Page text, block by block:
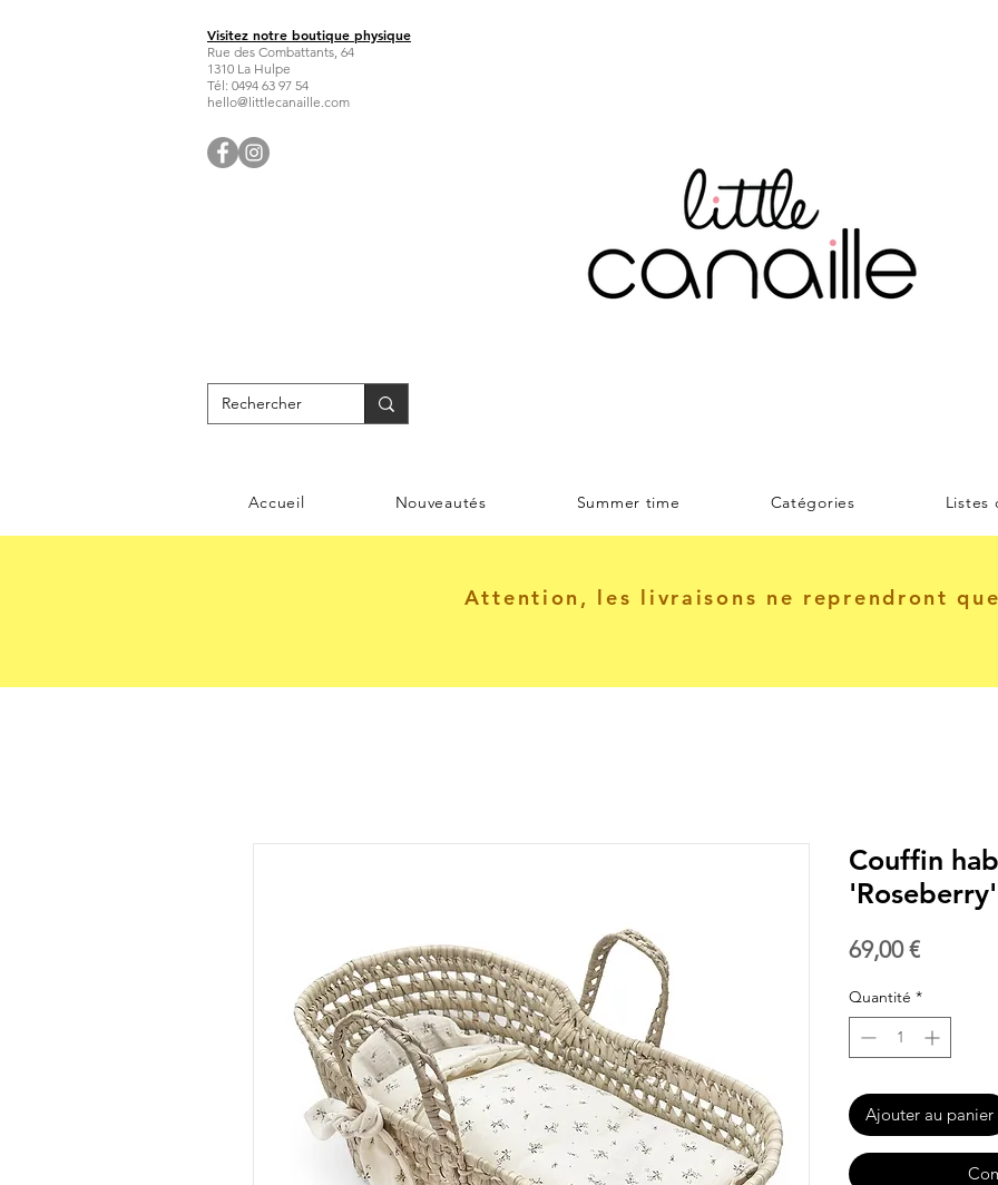
Visitez notre boutique physique
Rue des Combattants, 64
1310 La Hulpe
Tél: 0494 63 97 54
hello@littlecanaille.com
Accueil Nouveautés Summer time Catégories Listes
Attention, les livraisons ne reprendront
Couffin
69,00 €Prix
Quantité *
Ajouter au panier